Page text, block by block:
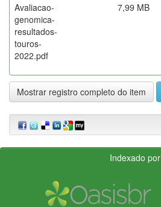
Avaliacao-
genomica-
resultados-
touros-
2022.pdf
7,99 MB
Mostrar registro completo do item
Indexado por